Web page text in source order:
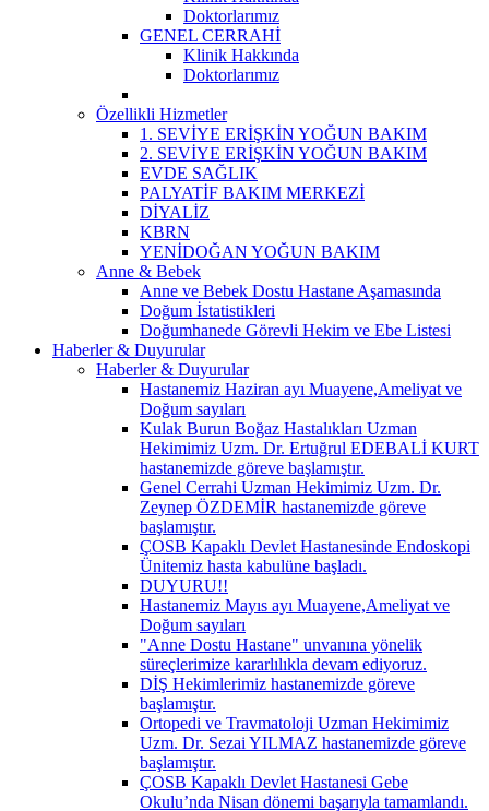
Doktorlarımız
GENEL CERRAHİ
Klinik Hakkında
Doktorlarımız
Özellikli Hizmetler
1. SEVİYE ERİŞKİN YOĞUN BAKIM
2. SEVİYE ERİŞKİN YOĞUN BAKIM
EVDE SAĞLIK
PALYATİF BAKIM MERKEZİ
DİYALİZ
KBRN
YENİDOĞAN YOĞUN BAKIM
Anne & Bebek
Anne ve Bebek Dostu Hastane Aşamasında
Doğum İstatistikleri
Doğumhanede Görevli Hekim ve Ebe Listesi
Haberler & Duyurular
Haberler & Duyurular
Hastanemiz Haziran ayı Muayene,Ameliyat ve
Doğum sayıları
Kulak Burun Boğaz Hastalıkları Uzman
Hekimimiz Uzm. Dr. Ertuğrul EDEBALİ KURT
hastanemizde göreve başlamıştır.
Genel Cerrahi Uzman Hekimimiz Uzm. Dr.
Zeynep ÖZDEMİR hastanemizde göreve
başlamıştır.
ÇOSB Kapaklı Devlet Hastanesinde Endoskopi
Ünitemiz hasta kabulüne başladı.
DUYURU!!
Hastanemiz Mayıs ayı Muayene,Ameliyat ve
Doğum sayıları
"Anne Dostu Hastane" unvanına yönelik
süreçlerimize kararlılıkla devam ediyoruz.
DİŞ Hekimlerimiz hastanemizde göreve
başlamıştır.
Ortopedi ve Travmatoloji Uzman Hekimimiz
Uzm. Dr. Sezai YILMAZ hastanemizde göreve
başlamıştır.
ÇOSB Kapaklı Devlet Hastanesi Gebe
Okulu’nda Nisan dönemi başarıyla tamamlandı.